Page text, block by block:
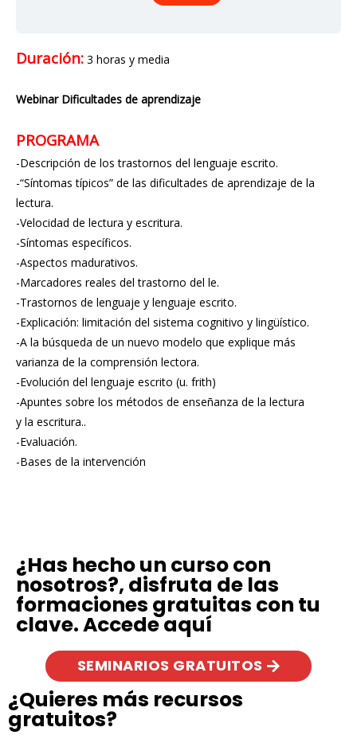
Duración: 3 horas y media
Webinar Dificultades de aprendizaje
PROGRAMA
-Descripción de los trastornos del lenguaje escrito.
-“Síntomas típicos” de las dificultades de aprendizaje de la
lectura.
-Velocidad de lectura y escritura.
-Síntomas específicos.
-Aspectos madurativos.
-Marcadores reales del trastorno del le.
-Trastornos de lenguaje y lenguaje escrito.
-Explicación: limitación del sistema cognitivo y lingüístico.
-A la búsqueda de un nuevo modelo que explique más
varianza de la comprensión lectora.
-Evolución del lenguaje escrito (u. frith)
-Apuntes sobre los métodos de enseñanza de la lectura
y la escritura..
-Evaluación.
-Bases de la intervención
¿Has hecho un curso con
nosotros?, disfruta de las
formaciones gratuitas con tu
clave. Accede aquí
SEMINARIOS GRATUITOS
¿Quieres más recursos
gratuitos?